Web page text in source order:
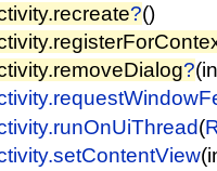
?()
?
(